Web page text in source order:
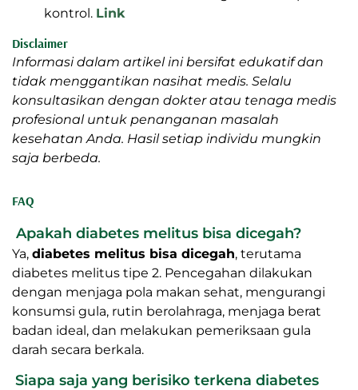
kontrol. Link
Disclaimer
Informasi dalam artikel ini bersifat edukatif dan
tidak menggantikan nasihat medis. Selalu
konsultasikan dengan dokter atau tenaga medis
profesional untuk penanganan masalah
kesehatan Anda. Hasil setiap individu mungkin
saja berbeda.
FAQ
Apakah diabetes melitus bisa dicegah?
Ya, diabetes melitus bisa dicegah, terutama
diabetes melitus tipe 2. Pencegahan dilakukan
dengan menjaga pola makan sehat, mengurangi
konsumsi gula, rutin berolahraga, menjaga berat
badan ideal, dan melakukan pemeriksaan gula
darah secara berkala.
Siapa saja yang berisiko terkena diabetes